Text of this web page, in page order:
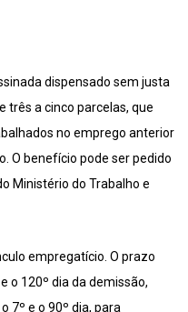
dispensado sem justa
três a cinco parcelas, que
no emprego anterior
O benefício pode ser pedido
Ministério do Trabalho e
empregatício. O prazo
o 120º dia da demissão,
7º e o 90º dia, para